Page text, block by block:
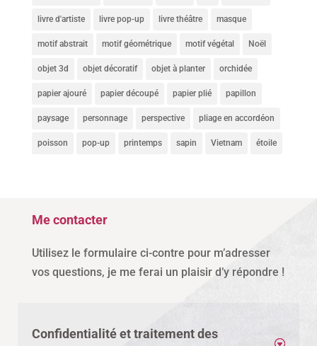
livre d'artiste livre pop-up livre théâtre masque
motif abstrait motif géométrique motif végétal Noël
objet 3d objet décoratif objet à planter orchidée
papier ajouré papier découpé papier plié papillon
paysage personnage perspective pliage en accordéon
poisson pop-up printemps sapin Vietnam étoile
Me contacter
Utilisez le formulaire ci-contre pour m’adresser
vos questions, je me ferai un plaisir d’y répondre !
Confidentialité et traitement des